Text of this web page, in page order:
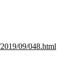
09/048.html